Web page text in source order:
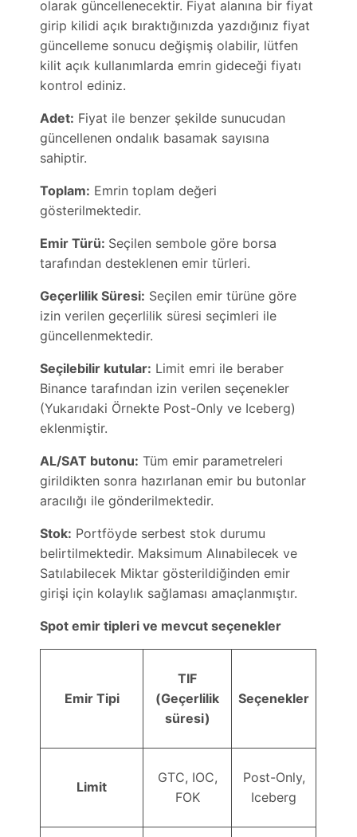
olarak güncellenecektir. Fiyat alanına bir fiyat
girip kilidi açık bıraktığınızda yazdığınız fiyat
güncelleme sonucu değişmiş olabilir, lütfen
kilit açık kullanımlarda emrin gideceği fiyatı
kontrol ediniz.
Adet: Fiyat ile benzer şekilde sunucudan
güncellenen ondalık basamak sayısına
sahiptir.
Toplam: Emrin toplam değeri
gösterilmektedir.
Emir Türü: Seçilen sembole göre borsa
tarafından desteklenen emir türleri.
Geçerlilik Süresi: Seçilen emir türüne göre
izin verilen geçerlilik süresi seçimleri ile
güncellenmektedir.
Seçilebilir kutular: Limit emri ile beraber
Binance tarafından izin verilen seçenekler
(Yukarıdaki Örnekte Post-Only ve Iceberg)
eklenmiştir.
AL/SAT butonu: Tüm emir parametreleri
girildikten sonra hazırlanan emir bu butonlar
aracılığı ile gönderilmektedir.
Stok: Portföyde serbest stok durumu
belirtilmektedir. Maksimum Alınabilecek ve
Satılabilecek Miktar gösterildiğinden emir
girişi için kolaylık sağlaması amaçlanmıştır.
Spot emir tipleri ve mevcut seçenekler
Emir Tipi
TIF
(Geçerlilik
süresi)
Seçenekler
Limit
GTC, IOC,
FOK
Post-Only,
Iceberg